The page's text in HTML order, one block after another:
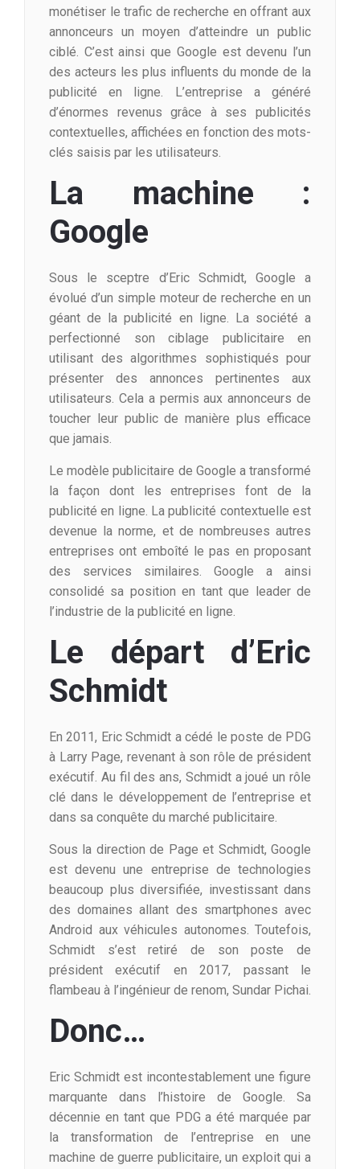
monétiser le trafic de recherche en offrant aux
annonceurs un moyen d’atteindre un public
ciblé. C’est ainsi que Google est devenu l’un
des acteurs les plus influents du monde de la
publicité en ligne. L’entreprise a généré
d’énormes revenus grâce à ses publicités
contextuelles, affichées en fonction des mots-
clés saisis par les utilisateurs.
La machine :
Google
Sous le sceptre d’Eric Schmidt, Google a
évolué d’un simple moteur de recherche en un
géant de la publicité en ligne. La société a
perfectionné son ciblage publicitaire en
utilisant des algorithmes sophistiqués pour
présenter des annonces pertinentes aux
utilisateurs. Cela a permis aux annonceurs de
toucher leur public de manière plus efficace
que jamais.
Le modèle publicitaire de Google a transformé
la façon dont les entreprises font de la
publicité en ligne. La publicité contextuelle est
devenue la norme, et de nombreuses autres
entreprises ont emboîté le pas en proposant
des services similaires. Google a ainsi
consolidé sa position en tant que leader de
l’industrie de la publicité en ligne.
Le départ d’Eric
Schmidt
En 2011, Eric Schmidt a cédé le poste de PDG
à Larry Page, revenant à son rôle de président
exécutif. Au fil des ans, Schmidt a joué un rôle
clé dans le développement de l’entreprise et
dans sa conquête du marché publicitaire.
Sous la direction de Page et Schmidt, Google
est devenu une entreprise de technologies
beaucoup plus diversifiée, investissant dans
des domaines allant des smartphones avec
Android aux véhicules autonomes. Toutefois,
Schmidt s’est retiré de son poste de
président exécutif en 2017, passant le
flambeau à l’ingénieur de renom, Sundar Pichai.
Donc…
Eric Schmidt est incontestablement une figure
marquante dans l’histoire de Google. Sa
décennie en tant que PDG a été marquée par
la transformation de l’entreprise en une
machine de guerre publicitaire, un exploit qui a